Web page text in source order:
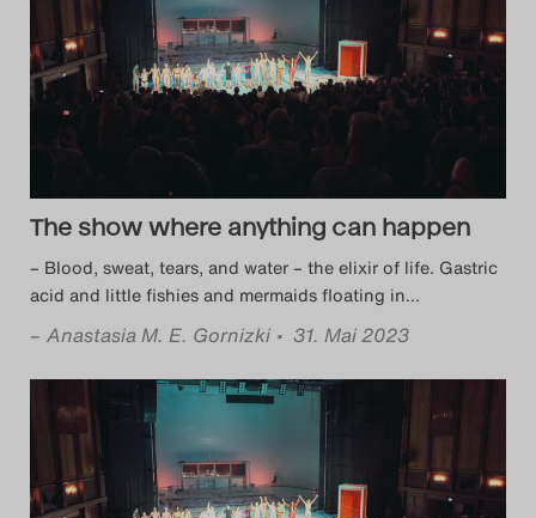
Das Theatertreffen-Blog
2022
Das Theatertreffen-Blog
2023
Das Theatertreffen-Blog
2024
Das Theatertreffen-Blog
2025
Das Theatertreffen-Blog
Archiv
The show where anything can happen
– Blood, sweat, tears, and water – the elixir of life. Gastric
acid and little fishies and mermaids floating in…
– Anastasia M. E. Gornizki • 31. Mai 2023